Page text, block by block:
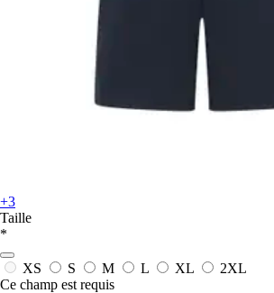
+3
Taille
*
XS S M L XL
2XL
Ce champ est requis